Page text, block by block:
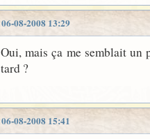
06-08-2008 13:29
Oui, mais ça me semblait un
tard ?
06-08-2008 15:41